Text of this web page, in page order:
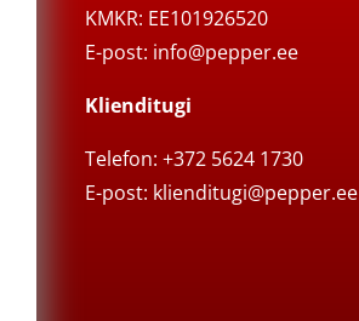
KMKR: EE101926520
E-post: info@pepper.ee
Klienditugi
Telefon: +372 5624 1730
E-post: klienditugi@pepper.ee